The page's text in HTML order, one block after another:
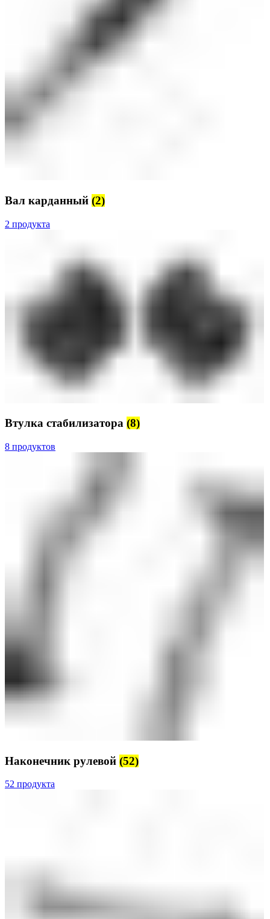
Вал карданный (2)
2 продукта
Втулка стабилизатора (8)
8 продуктов
Наконечник рулевой (52)
52 продукта